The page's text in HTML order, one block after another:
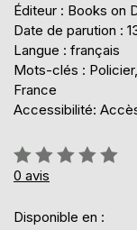
Éditeur : Books on
Date de parution :
Langue : français
Mots-clés :
France
Accessibilité:
Évaluation:
0%
0 avis
Disponible en :